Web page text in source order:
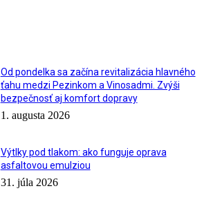
Od pondelka sa začína revitalizácia hlavného
ťahu medzi Pezinkom a Vinosadmi. Zvýši
bezpečnosť aj komfort dopravy
1. augusta 2026
Výtlky pod tlakom: ako funguje oprava
asfaltovou emulziou
31. júla 2026